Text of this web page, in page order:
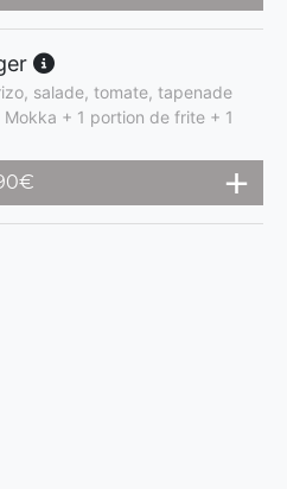
salade, tomate, tapenade
+ 1 portion de frite + 1
€